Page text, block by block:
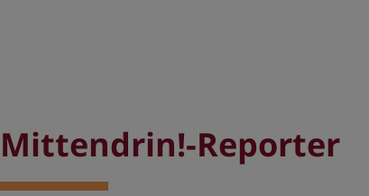
Mittendrin!-Reporter